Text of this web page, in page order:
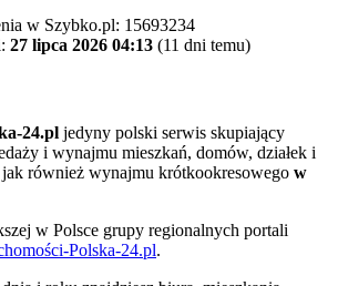
w Szybko.pl: 15693234
27 lipca 2026 04:13 (11 dni temu)
24.pl jedyny polski serwis skupiający
i wynajmu mieszkań, domów, działek i
również wynajmu krótkookresowego w
w Polsce grupy regionalnych portali
Polska-24.pl.